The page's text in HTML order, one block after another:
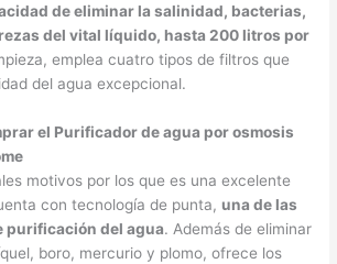
de eliminar la salinidad, bacterias,
del vital líquido, hasta 200 litros por
emplea cuatro tipos de filtros que
del agua excepcional.
el Purificador de agua por osmosis
motivos por los que es una excelente
con tecnología de punta, una de las
purificación del agua. Además de eliminar
boro, mercurio y plomo, ofrece los